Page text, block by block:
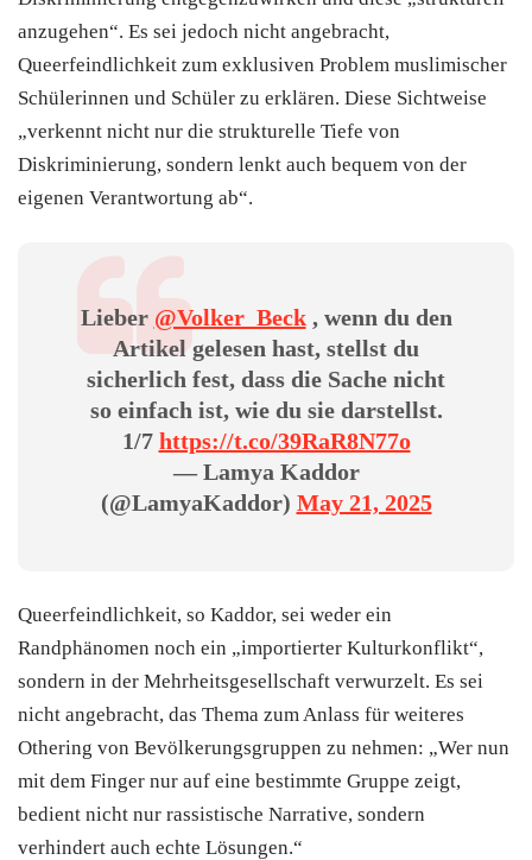
anzugehen“. Es sei jedoch nicht angebracht,
Queerfeindlichkeit zum exklusiven Problem muslimischer
Schülerinnen und Schüler zu erklären. Diese Sichtweise
„verkennt nicht nur die strukturelle Tiefe von
Diskriminierung, sondern lenkt auch bequem von der
eigenen Verantwortung ab“.
Lieber @Volker_Beck, wenn du den
Artikel gelesen hast, stellst du
sicherlich fest, dass die Sache nicht
so einfach ist, wie du sie darstellst.
1/7 https://t.co/39RaR8N77o
— Lamya Kaddor
(@LamyaKaddor) May 21, 2025
Queerfeindlichkeit, so Kaddor, sei weder ein
Randphänomen noch ein „importierter Kulturkonflikt“,
sondern in der Mehrheitsgesellschaft verwurzelt. Es sei
nicht angebracht, das Thema zum Anlass für weiteres
Othering von Bevölkerungsgruppen zu nehmen: „Wer nun
mit dem Finger nur auf eine bestimmte Gruppe zeigt,
bedient nicht nur rassistische Narrative, sondern
verhindert auch echte Lösungen.“